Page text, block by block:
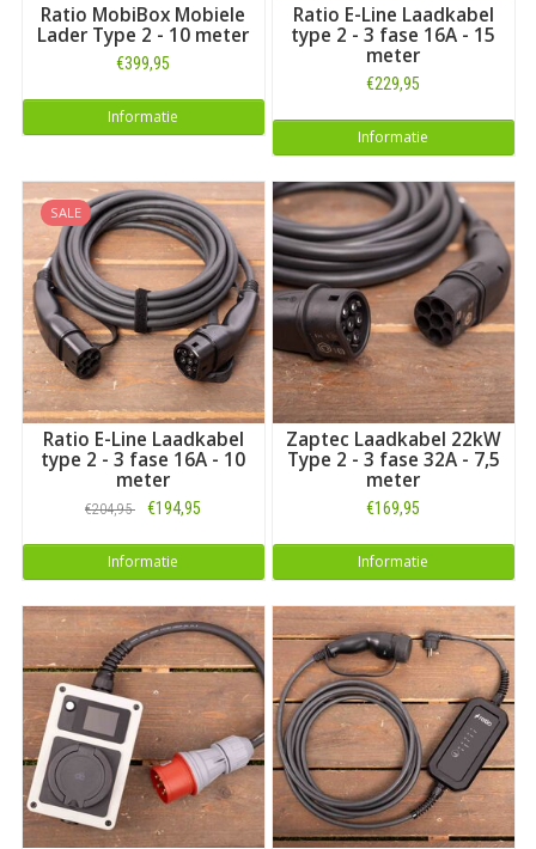
Ratio MobiBox Mobiele
Lader Type 2 - 10 meter
€399,95
Informatie
Ratio E-Line Laadkabel
type 2 - 3 fase 16A - 15
meter
€229,95
Informatie
SALE
Ratio E-Line Laadkabel
type 2 - 3 fase 16A - 10
meter
€204,95 €194,95
Informatie
Zaptec Laadkabel 22kW
Type 2 - 3 fase 32A - 7,5
meter
€169,95
Informatie